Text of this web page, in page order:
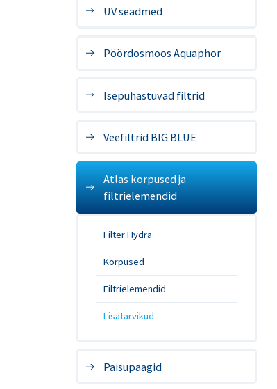
UV seadmed
Pöördosmoos Aquaphor
Isepuhastuvad filtrid
Veefiltrid BIG BLUE
Atlas korpused ja
filtrielemendid
Filter Hydra
Korpused
Filtrielemendid
Lisatarvikud
Paisupaagid